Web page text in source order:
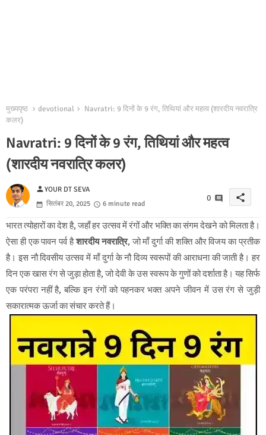
मुख्यपृष्ठ devotional
Navratri: 9 दिनों के 9 रंग, तिथियां और महत्व (शारदीय नवरात्रि
कलर)
Navratri: 9 दिनों के 9 रंग, तिथियां और महत्व
(शारदीय नवरात्रि कलर)
personYOUR DT SEVA
सितंबर 20, 2025
6 minute read
0 share
भारत त्योहारों का देश है, जहाँ हर उत्सव में रंगों और भक्ति का संगम देखने को मिलता है।
ऐसा ही एक पावन पर्व हैशारदीय नवरात्रि, जो माँ दुर्गा की शक्ति और विजय का प्रतीक
है। इस नौ दिवसीय उत्सव में माँ दुर्गा के नौ दिव्य स्वरूपों की आराधना की जाती है। हर
दिन एक खास रंग से जुड़ा होता है, जो देवी के उस स्वरूप के गुणों को दर्शाता है। यह सिर्फ
एक परंपरा नहीं है, बल्कि इन रंगों को पहनकर भक्त अपने जीवन में उस रंग से जुड़ी
सकारात्मक ऊर्जा का संचार करते हैं।